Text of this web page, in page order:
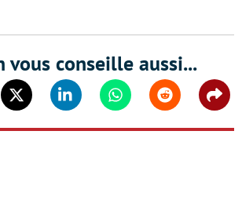
vous conseille aussi...
Twitter Linkedin WhatsappReddit